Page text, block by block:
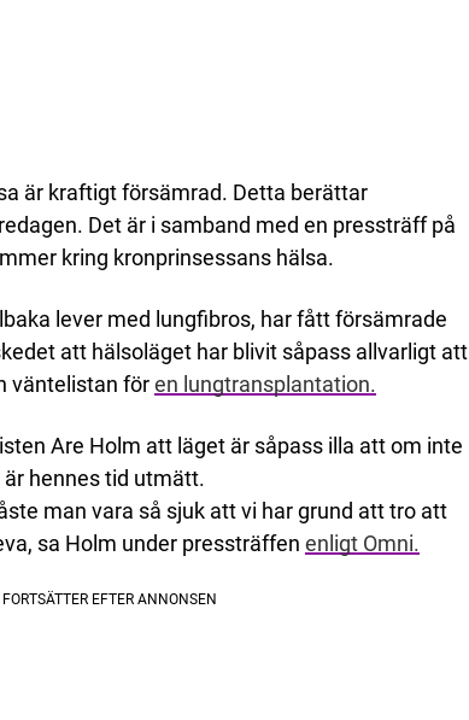
är kraftigt försämrad. Detta berättar
Det är i samband med en pressträff på
kring kronprinsessans hälsa.
lever med lungfibros, har fått försämrade
att hälsoläget har blivit såpass allvarligt att
väntelistan fören lungtransplantation.
Are Holm att läget är såpass illa att om inte
hennes tid utmätt.
man vara så sjuk att vi har grund att tro att
sa Holm under pressträffen enligt Omni.